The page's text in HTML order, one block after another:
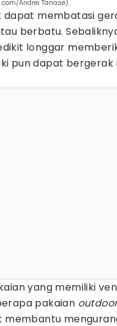
Andrei Tanase)
membatasi
berbatu.
longgar
pun dapat
yang memiliki
pakaian
membantu